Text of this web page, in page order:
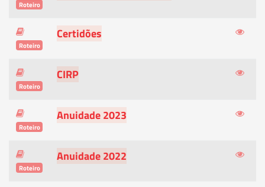
Roteiro
Roteiro
Certidões
Roteiro
CIRP
Roteiro
Anuidade 2023
Roteiro
Anuidade 2022